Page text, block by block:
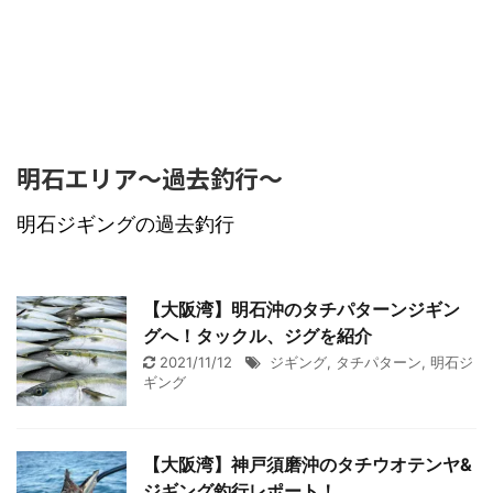
明石エリア〜過去釣行〜
明石ジギングの過去釣行
【大阪湾】明石沖のタチパターンジギン
グへ！タックル、ジグを紹介
2021/11/12 ジギング, タチパターン, 明石ジ
ギング
【大阪湾】神戸須磨沖のタチウオテンヤ&